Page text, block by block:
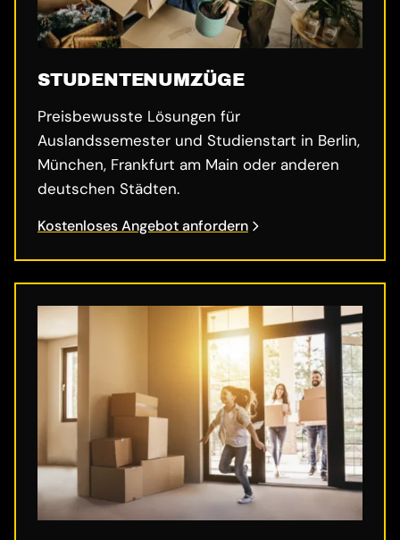
STUDENTENUMZÜGE
Preisbewusste Lösungen für
Auslandssemester und Studienstart in Berlin,
München, Frankfurt am Main oder anderen
deutschen Städten.
Kostenloses Angebot anfordern